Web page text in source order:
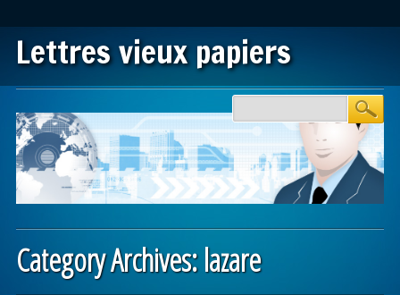
Lettres vieux papiers
Main menu
Category Archives:lazare